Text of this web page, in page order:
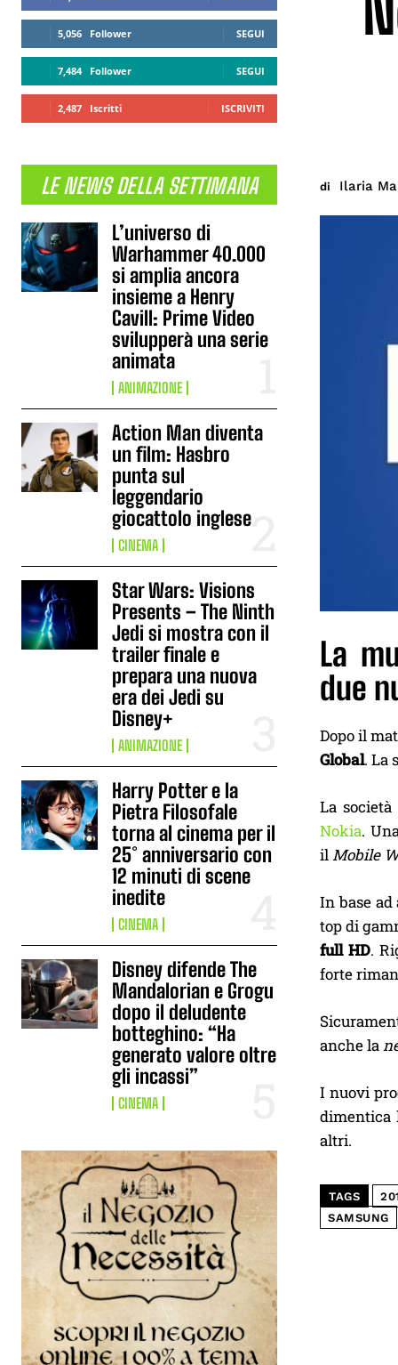
5,056 Follower SEGUI
7,484 Follower SEGUI
2,487 Iscritti ISCRIVITI
LE NEWS DELLA SETTIMANA
L’universo di
Warhammer 40.000
si amplia ancora
insieme a Henry
Cavill: Prime Video
svilupperà una serie
animata
ANIMAZIONE
Action Man diventa
un film: Hasbro
punta sul
leggendario
giocattolo inglese
CINEMA
Star Wars: Visions
Presents – The Ninth
Jedi si mostra con il
trailer finale e
prepara una nuova
era dei Jedi su
Disney+
ANIMAZIONE
Harry Potter e la
Pietra Filosofale
torna al cinema per il
25° anniversario con
12 minuti di scene
inedite
CINEMA
Disney difende The
Mandalorian e Grogu
dopo il deludente
botteghino: “Ha
generato valore oltre
gli incassi”
CINEMA
di Ilaria
La
due
Dopo il
Global. La
La
Nokia.
ilMobile
In base
top di
full HD.
forte
anche la
I nuovi
dimentica
altri.
TAGS
SAMSUNG